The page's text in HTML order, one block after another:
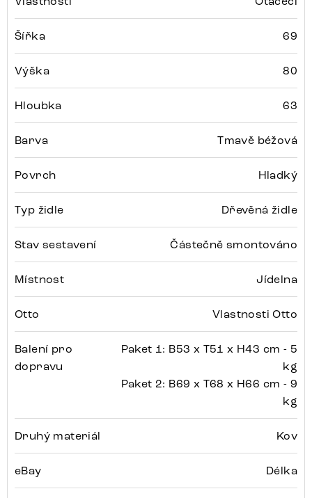
Šířka 69
Výška 80
Hloubka 63
Barva Tmavě béžová
Povrch Hladký
Typ židle Dřevěná židle
Stav sestavení Částečně smontováno
Místnost Jídelna
Otto Vlastnosti Otto
Balení pro
dopravu
Paket 1: B53 x T51 x H43 cm - 5
kg
Paket 2: B69 x T68 x H66 cm - 9
kg
Druhý materiál Kov
eBay Délka